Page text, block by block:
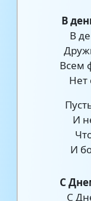
В
В
Всем
Нет
И
И
С
С